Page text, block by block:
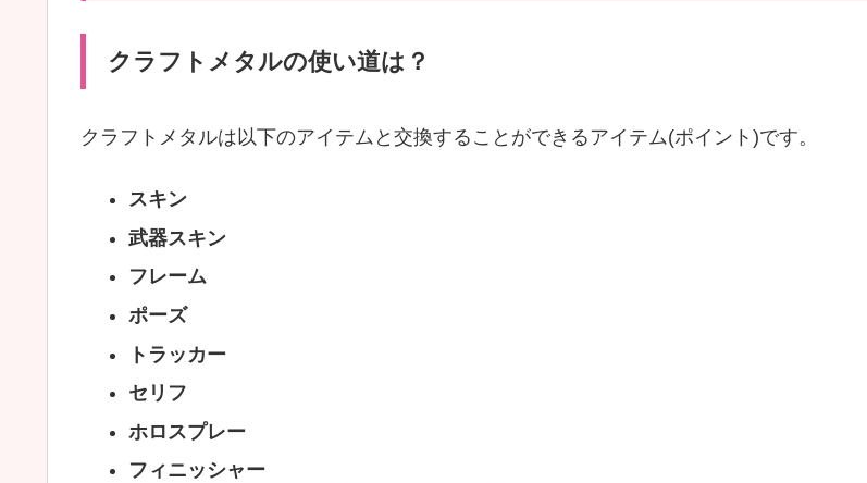
クラフトメタルの使い道は？
クラフトメタルは以下のアイテムと交換することができるアイテム(ポイント)です。
スキン
武器スキン
フレーム
ポーズ
トラッカー
セリフ
ホロスプレー
フィニッシャー